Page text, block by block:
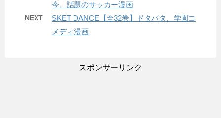
今、話題のサッカー漫画
NEXT
SKET DANCE【全32巻】ドタバタ、学園コ
メディ漫画
スポンサーリンク